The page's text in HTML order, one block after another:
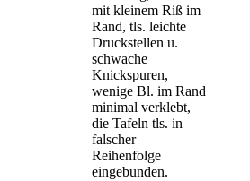
mit kleinem Riß im
Rand, tls. leichte
Druckstellen u.
schwache
Knickspuren,
wenige Bl. im Rand
minimal verklebt,
die Tafeln tls. in
falscher
Reihenfolge
eingebunden.